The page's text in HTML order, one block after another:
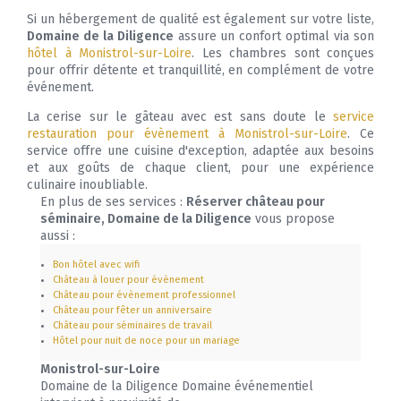
Si un hébergement de qualité est également sur votre liste,
Domaine de la Diligence assure un confort optimal via son
hôtel à Monistrol-sur-Loire. Les chambres sont conçues
pour offrir détente et tranquillité, en complément de votre
événement.
La cerise sur le gâteau avec est sans doute le service
restauration pour évènement à Monistrol-sur-Loire. Ce
service offre une cuisine d'exception, adaptée aux besoins
et aux goûts de chaque client, pour une expérience
culinaire inoubliable.
En plus de ses services : Réserver château pour
séminaire, Domaine de la Diligence vous propose
aussi :
Bon hôtel avec wifi
Château à louer pour évènement
Château pour évènement professionnel
Château pour fêter un anniversaire
Château pour séminaires de travail
Hôtel pour nuit de noce pour un mariage
Monistrol-sur-Loire
Domaine de la Diligence Domaine événementiel